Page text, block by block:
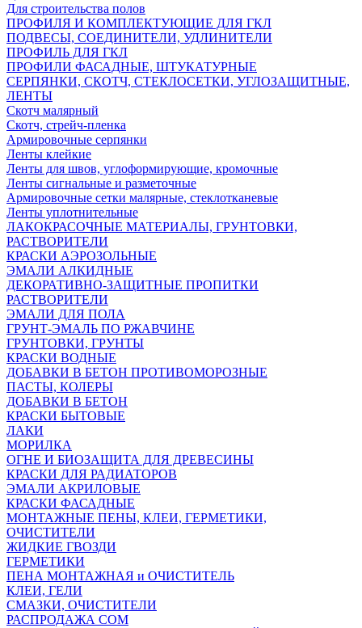
Для строительства полов
ПРОФИЛЯ И КОМПЛЕКТУЮЩИЕ ДЛЯ ГКЛ
ПОДВЕСЫ, СОЕДИНИТЕЛИ, УДЛИНИТЕЛИ
ПРОФИЛЬ ДЛЯ ГКЛ
ПРОФИЛИ ФАСАДНЫЕ, ШТУКАТУРНЫЕ
СЕРПЯНКИ, СКОТЧ, СТЕКЛОСЕТКИ, УГЛОЗАЩИТНЫЕ,
ЛЕНТЫ
Скотч малярный
Скотч, стрейч-пленка
Армировочные серпянки
Ленты клейкие
Ленты для швов, углоформирующие, кромочные
Ленты сигнальные и разметочные
Армировочные сетки малярные, стеклотканевые
Ленты уплотнительные
ЛАКОКРАСОЧНЫЕ МАТЕРИАЛЫ, ГРУНТОВКИ,
РАСТВОРИТЕЛИ
КРАСКИ АЭРОЗОЛЬНЫЕ
ЭМАЛИ АЛКИДНЫЕ
ДЕКОРАТИВНО-ЗАЩИТНЫЕ ПРОПИТКИ
РАСТВОРИТЕЛИ
ЭМАЛИ ДЛЯ ПОЛА
ГРУНТ-ЭМАЛЬ ПО РЖАВЧИНЕ
ГРУНТОВКИ, ГРУНТЫ
КРАСКИ ВОДНЫЕ
ДОБАВКИ В БЕТОН ПРОТИВОМОРОЗНЫЕ
ПАСТЫ, КОЛЕРЫ
ДОБАВКИ В БЕТОН
КРАСКИ БЫТОВЫЕ
ЛАКИ
МОРИЛКА
ОГНЕ И БИОЗАЩИТА ДЛЯ ДРЕВЕСИНЫ
КРАСКИ ДЛЯ РАДИАТОРОВ
ЭМАЛИ АКРИЛОВЫЕ
КРАСКИ ФАСАДНЫЕ
МОНТАЖНЫЕ ПЕНЫ, КЛЕИ, ГЕРМЕТИКИ,
ОЧИСТИТЕЛИ
ЖИДКИЕ ГВОЗДИ
ГЕРМЕТИКИ
ПЕНА МОНТАЖНАЯ и ОЧИСТИТЕЛЬ
КЛЕИ, ГЕЛИ
СМАЗКИ, ОЧИСТИТЕЛИ
РАСПРОДАЖА СОМ